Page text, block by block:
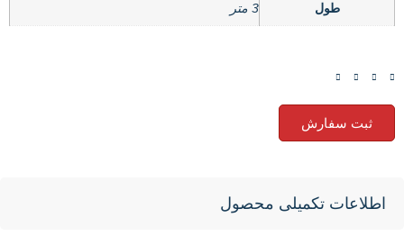
طول 3 متر
ثبت سفارش
اطلاعات تکمیلی محصول